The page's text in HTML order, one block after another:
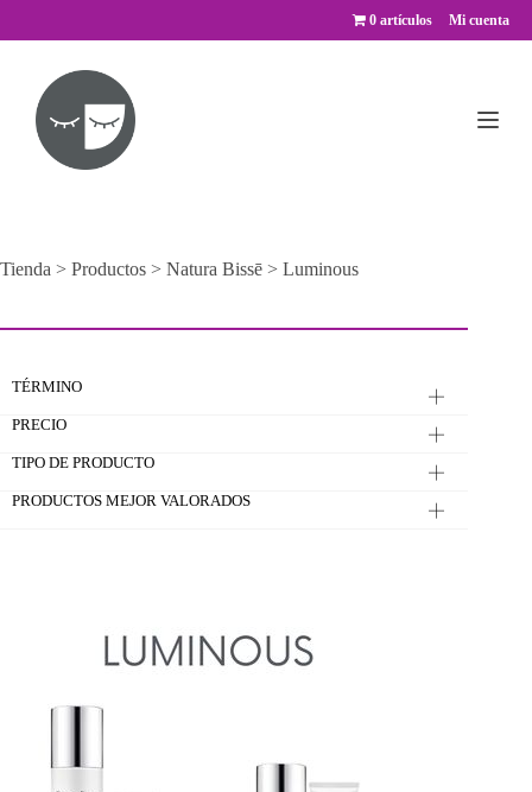
Mi cuenta
0 artículos
Tienda > Productos > Natura Bissē > Luminous
TÉRMINO
PRECIO
TIPO DE PRODUCTO
PRODUCTOS MEJOR VALORADOS